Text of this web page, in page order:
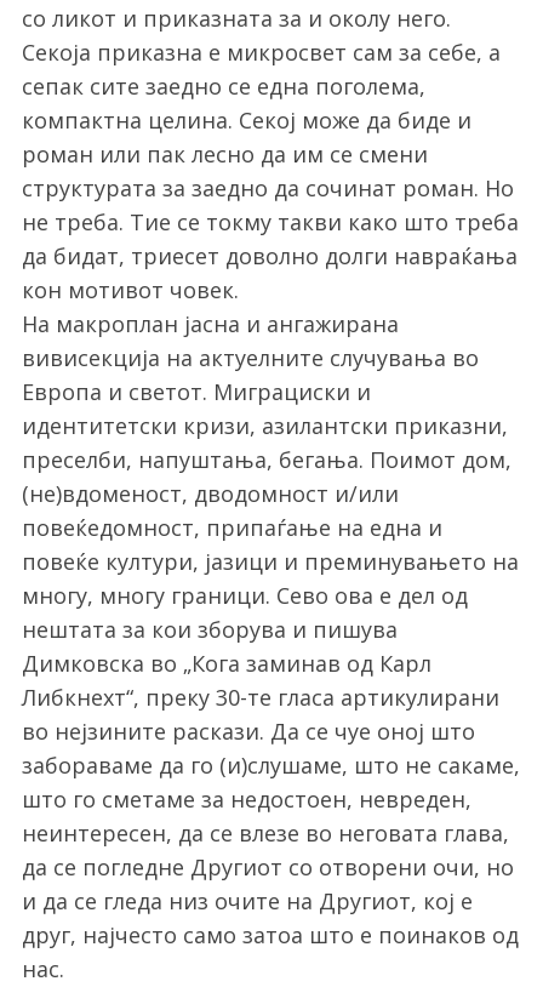
со ликот и приказната за и околу него.
Секоја приказна е микросвет сам за себе, а
сепак сите заедно се една поголема,
компактна целина. Секој може да биде и
роман или пак лесно да им се смени
структурата за заедно да сочинат роман. Но
не треба. Тие се токму такви како што треба
да бидат, триесет доволно долги навраќања
кон мотивот човек.
На макроплан јасна и ангажирана
вивисекција на актуелните случувања во
Европа и светот. Миграциски и
идентитетски кризи, азилантски приказни,
преселби, напуштања, бегања. Поимот дом,
(не)вдоменост, дводомност и/или
повеќедомност, припаѓање на една и
повеќе култури, јазици и преминувањето на
многу, многу граници. Сево ова е дел од
нештата за кои зборува и пишува
Димковска во „Кога заминав од Карл
Либкнехт“, преку 30-те гласа артикулирани
во нејзините раскази. Да се чуе оној што
забораваме да го (и)слушаме, што не сакаме,
што го сметаме за недостоен, невреден,
неинтересен, да се влезе во неговата глава,
да се погледне Другиот со отворени очи, но
и да се гледа низ очите на Другиот, кој е
друг, најчесто само затоа што е поинаков од
нас.